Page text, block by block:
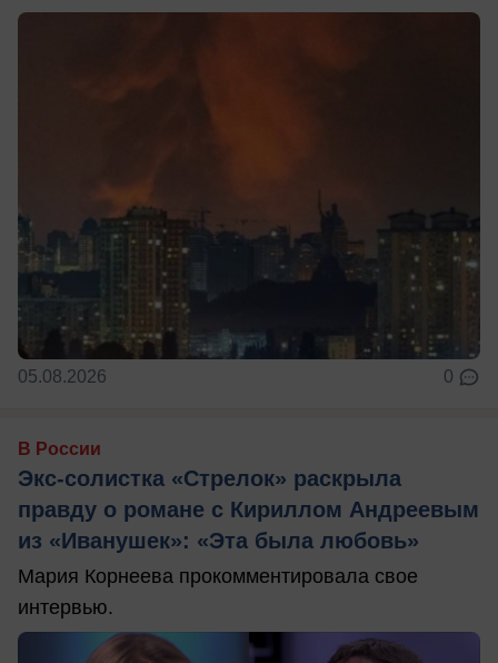
05.08.2026 0
В России
Экс-солистка «Стрелок» раскрыла
правду о романе с Кириллом Андреевым
из «Иванушек»: «Эта была любовь»
Мария Корнеева прокомментировала свое
интервью.